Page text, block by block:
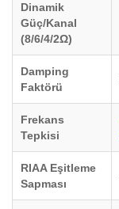
Dinamik
Güç/Kanal
(8/6/4/2Ω)
Damping
Faktörü
Frekans
Tepkisi
RIAA Eşitleme
Sapması